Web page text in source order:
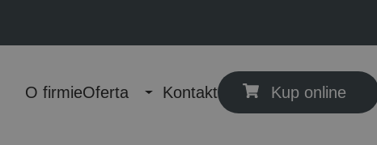
O firmieOferta Toggle Dropdown
Kontakt Kup online